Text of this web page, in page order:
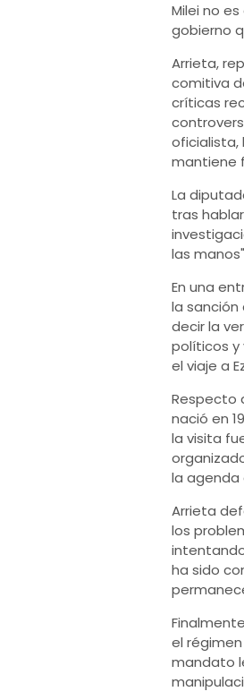
Milei no
gobierno
Arrieta,
comitiva
críticas
oficialista,
mantiene
La
tras
las
En una
la
decir la
políticos y
el viaje a
Respecto
nació en
la visita
la agenda
Arrieta
los
ha sido
el
mandato